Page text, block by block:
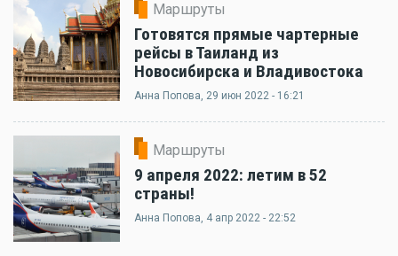
Маршруты
Готовятся прямые чартерные
рейсы в Таиланд из
Новосибирска и Владивостока
Анна Попова, 29 июн 2022 - 16:21
Маршруты
9 апреля 2022: летим в 52
страны!
Анна Попова, 4 апр 2022 - 22:52